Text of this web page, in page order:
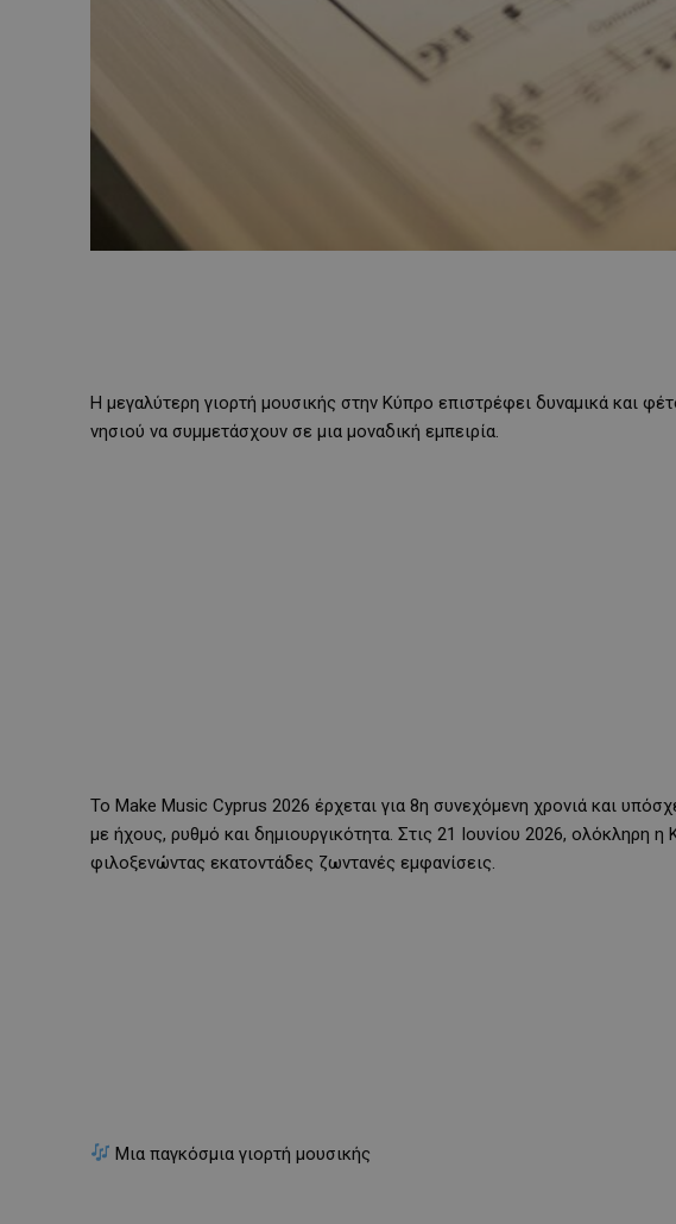
Η μεγαλύτερη γιορτή μουσικής στην Κύπρο επιστρέφει δυναμικά και
νησιού να συμμετάσχουν σε μια μοναδική εμπειρία.
Το Make Music Cyprus 2026 έρχεται για 8η συνεχόμενη χρονιά και
με ήχους, ρυθμό και δημιουργικότητα. Στις 21 Ιουνίου 2026, ολόκληρη
φιλοξενώντας εκατοντάδες ζωντανές εμφανίσεις.
Μια παγκόσμια γιορτή μουσικής